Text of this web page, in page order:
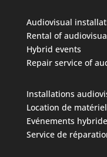
Audiovisual
Rental of
Hybrid events
Repair service of
Installations
Location de
Evénements
Service de